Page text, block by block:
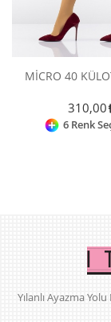
MİCRO 40
310,00
6 Renk
Yılanlı Ayazma